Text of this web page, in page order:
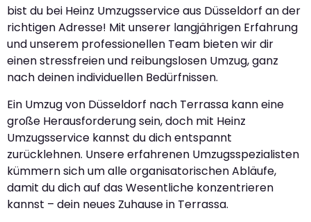
bist du bei Heinz Umzugsservice aus Düsseldorf an der
richtigen Adresse! Mit unserer langjährigen Erfahrung
und unserem professionellen Team bieten wir dir
einen stressfreien und reibungslosen Umzug, ganz
nach deinen individuellen Bedürfnissen.
Ein Umzug von Düsseldorf nach Terrassa kann eine
große Herausforderung sein, doch mit Heinz
Umzugsservice kannst du dich entspannt
zurücklehnen. Unsere erfahrenen Umzugsspezialisten
kümmern sich um alle organisatorischen Abläufe,
damit du dich auf das Wesentliche konzentrieren
kannst – dein neues Zuhause in Terrassa.